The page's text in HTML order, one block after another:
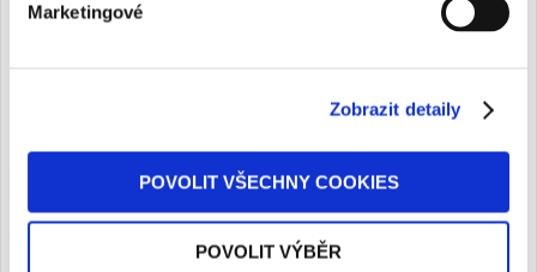
Marketingové
Zobrazit detaily
POVOLIT VŠECHNY COOKIES
POVOLIT VÝBĚR
JE ROZDÍL MEZI POVINNOSTÍ
POSTUPOVAT S PÉČÍ ŘÁDNÉHO
ObčZ stanoví, že členové volených orgánů kapitálových